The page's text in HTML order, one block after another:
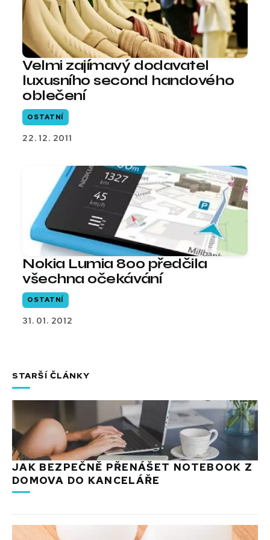
Velmi zajímavý dodavatel
luxusního second handového
oblečení
OSTATNÍ
22. 12. 2011
Nokia Lumia 800 předčila
všechna očekávání
OSTATNÍ
31. 01. 2012
STARŠÍ ČLÁNKY
JAK BEZPEČNĚ PŘENÁŠET NOTEBOOK Z
DOMOVA DO KANCELÁŘE